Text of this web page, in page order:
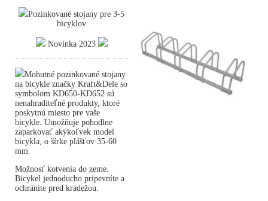
Pozinkované stojany pre 3-5
bicyklov
Novinka 2023
Mohutné pozinkované stojany
na bicykle značky Kraft&Dele so
symbolom KD650-KD652 sú
nenahraditeľné produkty, ktoré
poskytnú miesto pre vaše
bicykle. Umožňuje pohodlne
zaparkovať akýkoľvek model
bicykla, o šírke plášťov 35-60
mm.
Možnosť kotvenia do zeme.
Bicykel jednoducho pripevníte a
ochránite pred krádežou.